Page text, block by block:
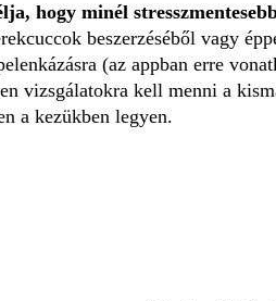
hogy minél
beszerzéséből vagy
(az appban erre
vizsgálatokra kell menni a
a kezükben legyen.